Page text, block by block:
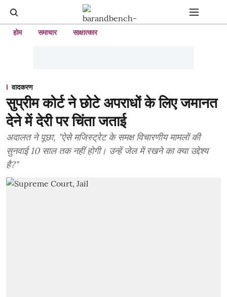
होम समाचार साक्षात्कार
वादकरण
सुप्रीम कोर्ट ने छोटे अपराधों के लिए जमानत
देने में देरी पर चिंता जताई
अदालत ने पूछा, "ऐसे मजिस्ट्रेट के समक्ष विचारणीय मामलों की
सुनवाई 10 साल तक नहीं होगी। उन्हें जेल में रखने का क्या उद्देश्य
है?"